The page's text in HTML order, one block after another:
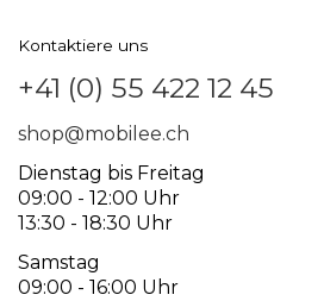
Kontaktiere uns
+41 (0) 55 422 12 45
shop@mobilee.ch
Dienstag bis Freitag
09:00 - 12:00 Uhr
13:30 - 18:30 Uhr
Samstag
09:00 - 16:00 Uhr